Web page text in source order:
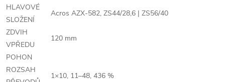
HLAVOVÉ
SLOŽENÍ
Acros AZX-582, ZS44/28,6 | ZS56/40
ZDVIH
VPŘEDU
120 mm
POHON
ROZSAH
1×10, 11–48, 436 %